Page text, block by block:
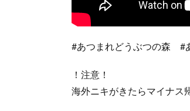
#あつまれどうぶつの森
！注意！
海外ニキがきたらマイナス